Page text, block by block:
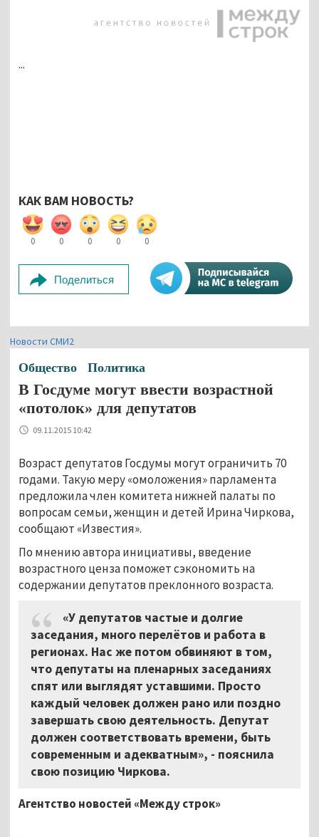
...
КАК ВАМ НОВОСТЬ?
0 0 0 0 0
Поделиться
Новости СМИ2
Общество Политика
В Госдуме могут ввести возрастной
«потолок» для депутатов
09.11.2015 10:42
Возраст депутатов Госдумы могут ограничить 70
годами. Такую меру «омоложения» парламента
предложила член комитета нижней палаты по
вопросам семьи, женщин и детей Ирина Чиркова,
сообщают «Известия».
По мнению автора инициативы, введение
возрастного ценза поможет сэкономить на
содержании депутатов преклонного возраста.
«У депутатов частые и долгие
заседания, много перелётов и работа в
регионах. Нас же потом обвиняют в том,
что депутаты на пленарных заседаниях
спят или выглядят уставшими. Просто
каждый человек должен рано или поздно
завершать свою деятельность. Депутат
должен соответствовать времени, быть
современным и адекватным», - пояснила
свою позицию Чиркова.
Агентство новостей «Между строк»